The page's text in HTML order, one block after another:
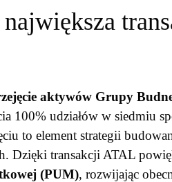
aktywów Grupy
100% udziałów w siedmiu
to element strategii
Dzięki transakcji ATAL
(PUM), rozwijając